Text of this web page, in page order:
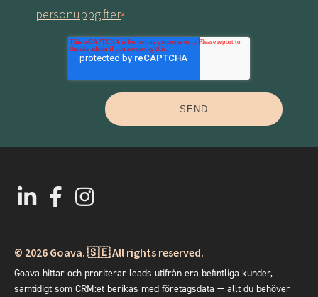
personuppgifter*
© 2026 Goava. 🇸🇪 All rights reserved.
Goava hittar och proriterar leads utifrån era befintliga kunder,
samtidigt som CRM:et berikas med företagsdata — allt du behöver